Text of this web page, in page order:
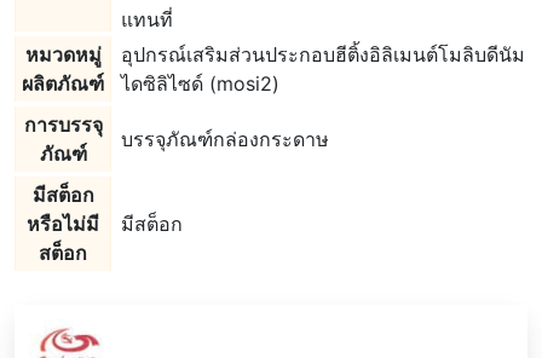
แทนที่
หมวดหมู่
ผลิตภัณฑ์
อุปกรณ์เสริมส่วนประกอบฮีติ้งอิลิเมนต์โมลิบดีนัม
ไดซิลิไซด์ (mosi2)
การบรรจุ
ภัณฑ์
บรรจุภัณฑ์กล่องกระดาษ
มีสต็อก
หรือไม่มี
สต็อก
มีสต็อก